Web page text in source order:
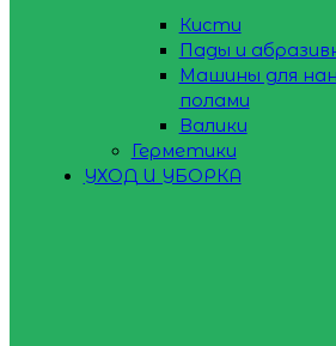
Кисти
Пады и
Машины для
полами
Валики
Герметики
УХОД И УБОРКА